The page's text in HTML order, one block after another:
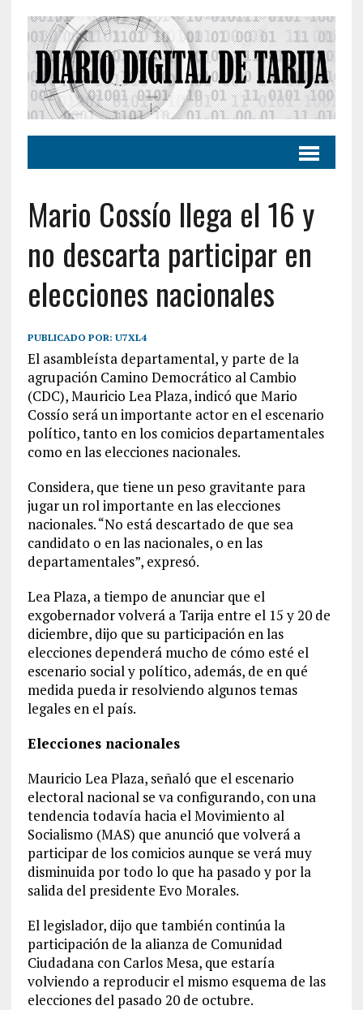
Mario Cossío llega el 16 y
no descarta participar en
elecciones nacionales
PUBLICADO POR: U7XL4
El asambleísta departamental, y parte de la
agrupación Camino Democrático al Cambio
(CDC), Mauricio Lea Plaza, indicó que Mario
Cossío será un importante actor en el escenario
político, tanto en los comicios departamentales
como en las elecciones nacionales.
Considera, que tiene un peso gravitante para
jugar un rol importante en las elecciones
nacionales. “No está descartado de que sea
candidato o en las nacionales, o en las
departamentales”, expresó.
Lea Plaza, a tiempo de anunciar que el
exgobernador volverá a Tarija entre el 15 y 20 de
diciembre, dijo que su participación en las
elecciones dependerá mucho de cómo esté el
escenario social y político, además, de en qué
medida pueda ir resolviendo algunos temas
legales en el país.
Elecciones nacionales
Mauricio Lea Plaza, señaló que el escenario
electoral nacional se va configurando, con una
tendencia todavía hacia el Movimiento al
Socialismo (MAS) que anunció que volverá a
participar de los comicios aunque se verá muy
disminuida por todo lo que ha pasado y por la
salida del presidente Evo Morales.
El legislador, dijo que también continúa la
participación de la alianza de Comunidad
Ciudadana con Carlos Mesa, que estaría
volviendo a reproducir el mismo esquema de las
elecciones del pasado 20 de octubre.